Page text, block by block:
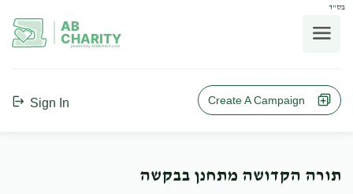
בס"ד
AB
CHARITY
powerd by ahblicklive.com
Sign In Create A Campaign
תורה הקדושה מתחנן בבקשה